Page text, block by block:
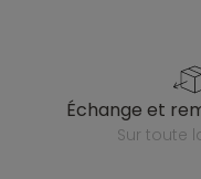
échange et
sur toute